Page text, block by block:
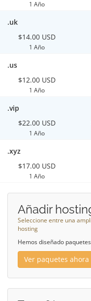
1 Año
.uk
$14.00 USD
1 Año
.us
$12.00 USD
1 Año
.vip
$22.00 USD
1 Año
.xyz
$17.00 USD
1 Año
Añadir
Seleccione entre una
hosting
Hemos diseñado
Ver paquetes ahora